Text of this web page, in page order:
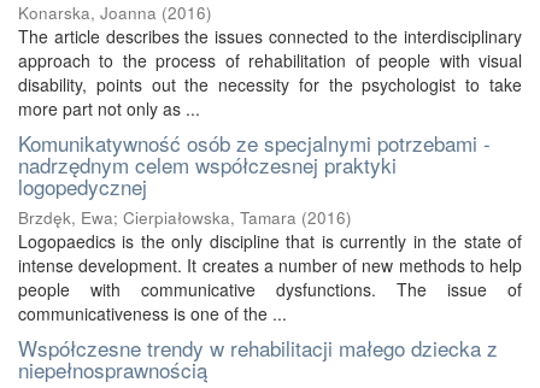
Konarska, Joanna (2016)
The article describes the issues connected to the interdisciplinary
approach to the process of rehabilitation of people with visual
disability, points out the necessity for the psychologist to take
more part not only as ...
Komunikatywność osób ze specjalnymi potrzebami -
nadrzędnym celem współczesnej praktyki
logopedycznej
Brzdęk, Ewa; Cierpiałowska, Tamara (2016)
Logopaedics is the only discipline that is currently in the state of
intense development. It creates a number of new methods to help
people with communicative dysfunctions. The issue of
communicativeness is one of the ...
Współczesne trendy w rehabilitacji małego dziecka z
niepełnosprawnością